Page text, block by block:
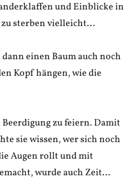
und Einblicke in
sterben vielleicht…
einen Baum auch noch
Kopf hängen, wie die
zu feiern. Damit
sie wissen, wer sich noch
Augen rollt und mit
wurde auch Zeit…